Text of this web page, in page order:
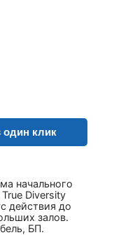
один клик
начального
Diversity
действия до
залов.
БП.